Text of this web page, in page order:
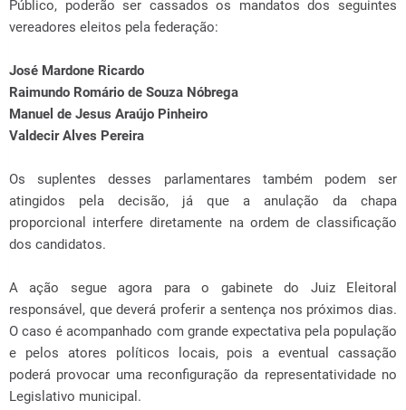
Público, poderão ser cassados os mandatos dos seguintes
vereadores eleitos pela federação:
José Mardone Ricardo
Raimundo Romário de Souza Nóbrega
Manuel de Jesus Araújo Pinheiro
Valdecir Alves Pereira
Os suplentes desses parlamentares também podem ser
atingidos pela decisão, já que a anulação da chapa
proporcional interfere diretamente na ordem de classificação
dos candidatos.
A ação segue agora para o gabinete do Juiz Eleitoral
responsável, que deverá proferir a sentença nos próximos dias.
O caso é acompanhado com grande expectativa pela população
e pelos atores políticos locais, pois a eventual cassação
poderá provocar uma reconfiguração da representatividade no
Legislativo municipal.